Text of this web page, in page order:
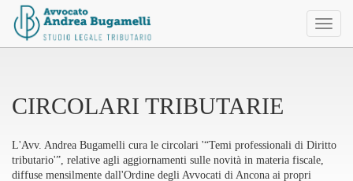
Toggle
CIRCOLARI TRIBUTARIE
L'Avv. Andrea Bugamelli cura le circolari '“Temi professionali di Diritto
tributario'”, relative agli aggiornamenti sulle novità in materia fiscale,
diffuse mensilmente dall'Ordine degli Avvocati di Ancona ai propri